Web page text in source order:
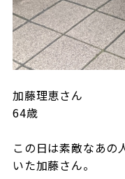
加藤理恵さん
64歳
この日は素敵なあ
いた加藤さん。